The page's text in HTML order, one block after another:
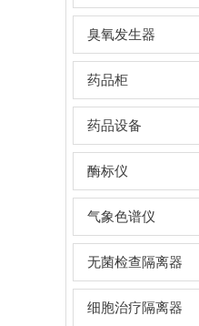
臭氧发生器
药品柜
药品设备
酶标仪
气象色谱仪
无菌检查隔离器
细胞治疗隔离器